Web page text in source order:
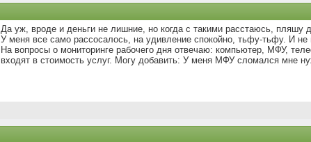
Да уж, вроде и деньги не лишние, но когда с такими расстаюсь, пляшу
У меня все само рассосалось, на удивление спокойно, тьфу-тьфу. И
На вопросы о мониторинге рабочего дня отвечаю: компьютер, МФУ,
входят в стоимость услуг. Могу добавить: У меня МФУ сломался мне